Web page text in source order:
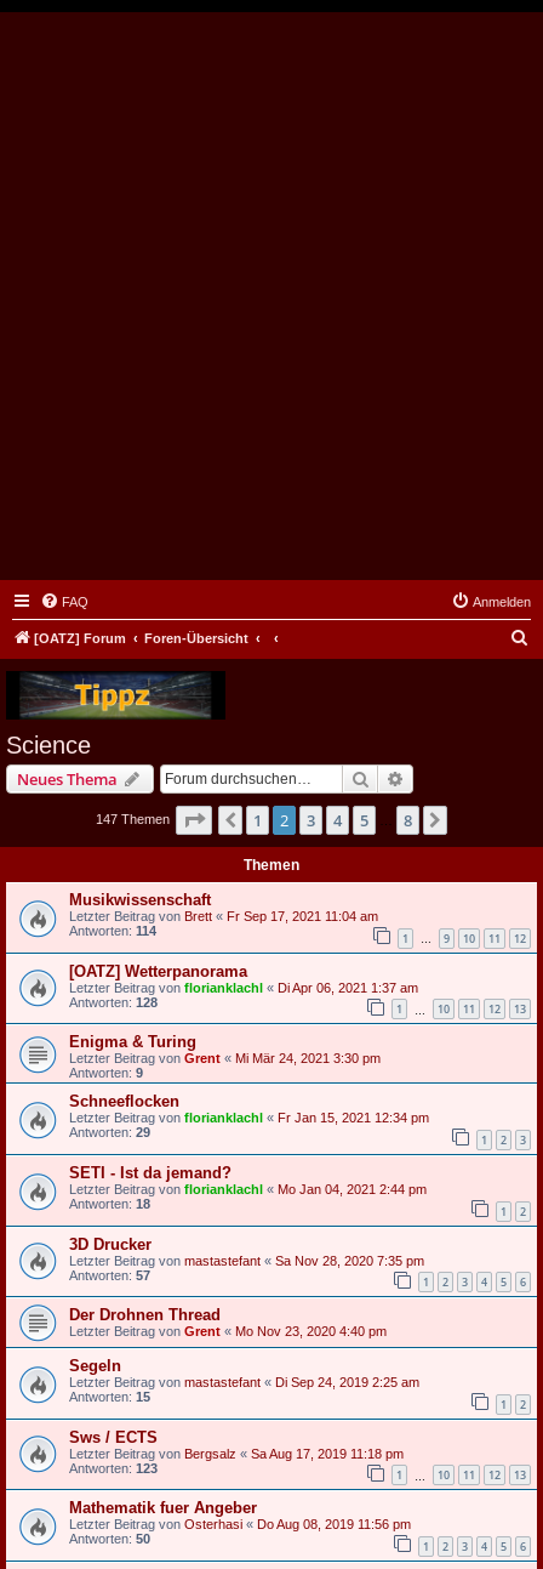
FAQ Anmelden
[OATZ] Forum Foren-Übersicht
Science
Neues Thema Suche
147 Themen Seite von
Vorherige
1 2 3 4 5 8
Themen
Musikwissenschaft
Letzter Beitrag von Brett « Fr Sep 17, 2021 11:04 am
Antworten: 114 1 … 9 10 11 12
[OATZ] Wetterpanorama
Letzter Beitrag von florianklachl « Di Apr 06, 2021 1:37 am
Antworten: 128 1 10 11 12 13
Enigma & Turing
Letzter Beitrag von Grent « Mi Mär 24, 2021 3:30 pm
Antworten: 9
Schneeflocken
Letzter Beitrag von florianklachl « Fr Jan 15, 2021 12:34 pm
Antworten: 29 1 2 3
SETI - Ist da jemand?
Letzter Beitrag von florianklachl « Mo Jan 04, 2021 2:44 pm
Antworten: 18 1 2
3D Drucker
Letzter Beitrag von mastastefant « Sa Nov 28, 2020 7:35 pm
Antworten: 57 1 2 3 4 5 6
Der Drohnen Thread
Letzter Beitrag von Grent « Mo Nov 23, 2020 4:40 pm
Segeln
Letzter Beitrag von mastastefant « Di Sep 24, 2019 2:25 am
Antworten: 15 1 2
Sws / ECTS
Letzter Beitrag von Bergsalz « Sa Aug 17, 2019 11:18 pm
Antworten: 123 1 10 11 12 13
Mathematik fuer Angeber
Letzter Beitrag von Osterhasi « Do Aug 08, 2019 11:56 pm
Antworten: 50 1 2 3 4 5 6